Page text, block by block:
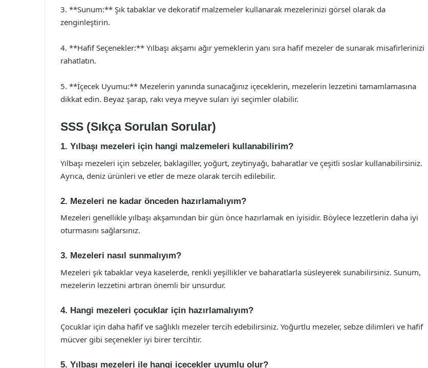
3. **Sunum:** Şık tabaklar ve dekoratif malzemeler kullanarak mezelerinizi görsel olarak da
zenginleştirin.
4. **Hafif Seçenekler:** Yılbaşı akşamı ağır yemeklerin yanı sıra hafif mezeler de sunarak misafirlerinizi
rahatlatın.
5. **İçecek Uyumu:** Mezelerin yanında sunacağınız içeceklerin, mezelerin lezzetini tamamlamasına
dikkat edin. Beyaz şarap, rakı veya meyve suları iyi seçimler olabilir.
SSS (Sıkça Sorulan Sorular)
1. Yılbaşı mezeleri için hangi malzemeleri kullanabilirim?
Yılbaşı mezeleri için sebzeler, baklagiller, yoğurt, zeytinyağı, baharatlar ve çeşitli soslar kullanabilirsiniz.
Ayrıca, deniz ürünleri ve etler de meze olarak tercih edilebilir.
2. Mezeleri ne kadar önceden hazırlamalıyım?
Mezeleri genellikle yılbaşı akşamından bir gün önce hazırlamak en iyisidir. Böylece lezzetlerin daha iyi
oturmasını sağlarsınız.
3. Mezeleri nasıl sunmalıyım?
Mezeleri şık tabaklar veya kaselerde, renkli yeşillikler ve baharatlarla süsleyerek sunabilirsiniz. Sunum,
mezelerin lezzetini artıran önemli bir unsurdur.
4. Hangi mezeleri çocuklar için hazırlamalıyım?
Çocuklar için daha hafif ve sağlıklı mezeler tercih edebilirsiniz. Yoğurtlu mezeler, sebze dilimleri ve hafif
mücver gibi seçenekler iyi birer tercihtir.
5. Yılbaşı mezeleri ile hangi içecekler uyumlu olur?